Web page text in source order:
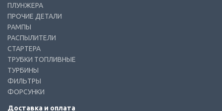
ПЛУНЖЕРА
ПРОЧИЕ ДЕТАЛИ
РАМПЫ
РАСПЫЛИТЕЛИ
СТАРТЕРА
ТРУБКИ ТОПЛИВНЫЕ
ТУРБИНЫ
ФИЛЬТРЫ
ФОРСУНКИ
Доставка и оплата